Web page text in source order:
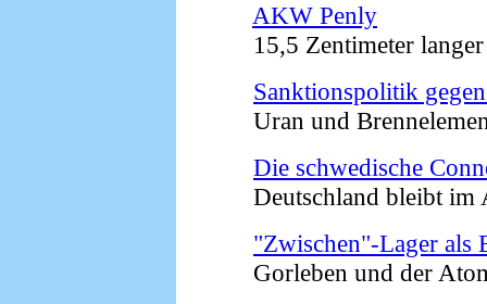
AKW Penly
15,5 Zentimeter langer
Sanktionspolitik
Uran und
Die schwedische
Deutschland bleibt im
"Zwischen"-Lager als
Gorleben und der